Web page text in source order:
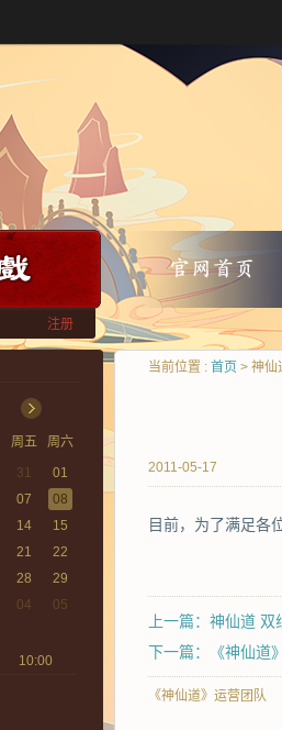
注册
周五
周六
31
01
07
08
14
15
21
22
28
29
04 05
10:00
当前位置 : 首页 > 神仙
2011-05-17
目前，为了满足
上一篇：神仙道
下一篇：《神仙道
《神仙道》运营团队